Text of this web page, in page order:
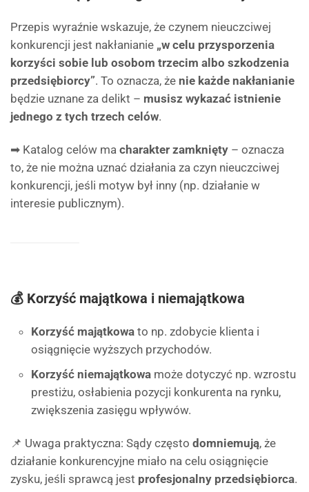
Przepis wyraźnie wskazuje, że czynem nieuczciwej
konkurencji jest nakłanianie „w celu przysporzenia
korzyści sobie lub osobom trzecim albo szkodzenia
przedsiębiorcy”. To oznacza, że nie każde nakłanianie
będzie uznane za delikt – musisz wykazać istnienie
jednego z tych trzech celów.
➡ Katalog celów ma charakter zamknięty – oznacza
to, że nie można uznać działania za czyn nieuczciwej
konkurencji, jeśli motyw był inny (np. działanie w
interesie publicznym).
💰 Korzyść majątkowa i niemajątkowa
Korzyść majątkowa to np. zdobycie klienta i
osiągnięcie wyższych przychodów.
Korzyść niemajątkowa może dotyczyć np. wzrostu
prestiżu, osłabienia pozycji konkurenta na rynku,
zwiększenia zasięgu wpływów.
📌 Uwaga praktyczna: Sądy często domniemują, że
działanie konkurencyjne miało na celu osiągnięcie
zysku, jeśli sprawcą jest profesjonalny przedsiębiorca.